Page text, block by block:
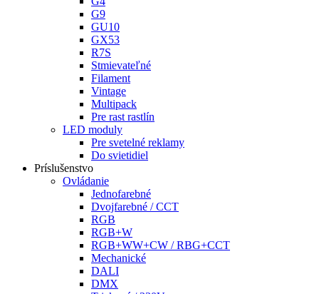
G9
GU10
GX53
R7S
Stmievateľné
Filament
Vintage
Multipack
Pre rast rastlín
LED moduly
Pre svetelné reklamy
Do svietidiel
Príslušenstvo
Ovládanie
Jednofarebné
Dvojfarebné / CCT
RGB
RGB+W
RGB+WW+CW / RBG+CCT
Mechanické
DALI
DMX